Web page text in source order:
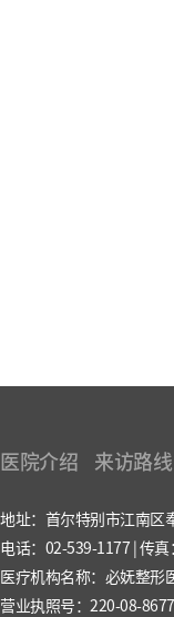
医院介绍 来访路线
地址：首尔特别市江南区
电话：02-539-1177 | 传
医疗机构名称：必妩整形
营业执照号：220-08-